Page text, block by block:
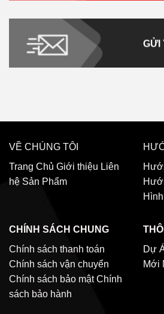
GỬI
VỀ CHÚNG TÔI
Trang Chủ Giới thiệu Liên
hệ Sản Phẩm
CHÍNH SÁCH CHUNG
Chính sách thanh toán
Chính sách vận chuyển
Chính sách bảo mật Chính
sách bảo hành
Dự
Mới